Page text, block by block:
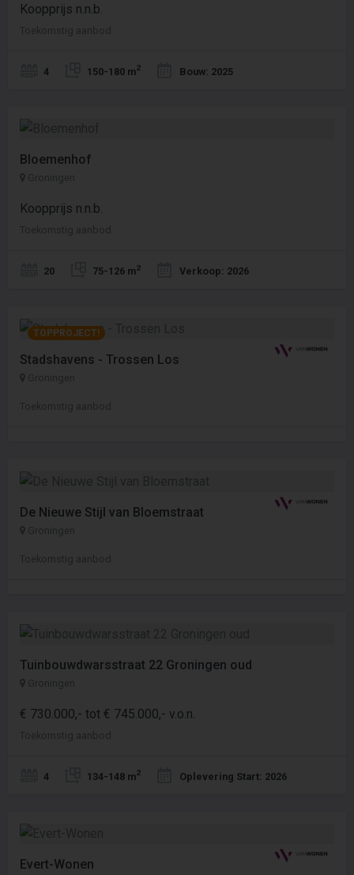
Koopprijs n.n.b.
Toekomstig aanbod
4 150-180 m2 Bouw: 2025
Bloemenhof
Groningen
Koopprijs n.n.b.
Toekomstig aanbod
20 75-126 m2 Verkoop: 2026
TOPPROJECT!
Stadshavens - Trossen Los
Groningen
Toekomstig aanbod
De Nieuwe Stijl van Bloemstraat
Groningen
Toekomstig aanbod
Tuinbouwdwarsstraat 22 Groningen oud
Groningen
€ 730.000,- tot € 745.000,- v.o.n.
Toekomstig aanbod
4 134-148 m2 Oplevering Start: 2026
Evert-Wonen